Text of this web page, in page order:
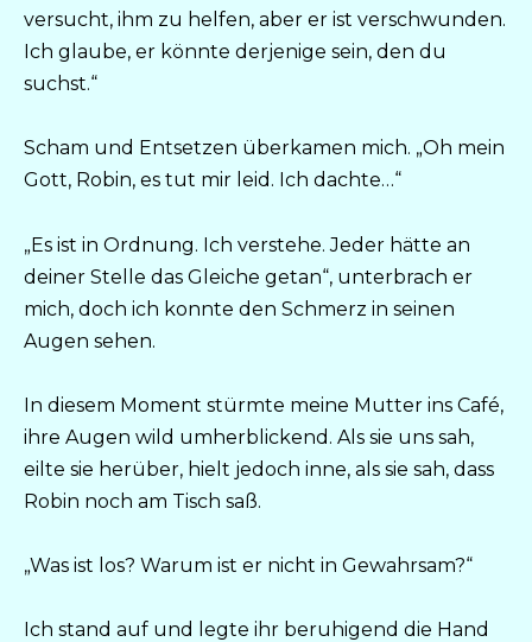
versucht, ihm zu helfen, aber er ist verschwunden.
Ich glaube, er könnte derjenige sein, den du
suchst.“
Scham und Entsetzen überkamen mich. „Oh mein
Gott, Robin, es tut mir leid. Ich dachte…“
„Es ist in Ordnung. Ich verstehe. Jeder hätte an
deiner Stelle das Gleiche getan“, unterbrach er
mich, doch ich konnte den Schmerz in seinen
Augen sehen.
In diesem Moment stürmte meine Mutter ins Café,
ihre Augen wild umherblickend. Als sie uns sah,
eilte sie herüber, hielt jedoch inne, als sie sah, dass
Robin noch am Tisch saß.
„Was ist los? Warum ist er nicht in Gewahrsam?“
Ich stand auf und legte ihr beruhigend die Hand